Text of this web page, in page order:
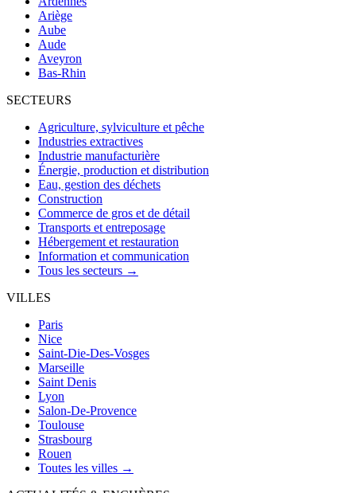
Ariège
Aube
Aude
Aveyron
Bas-Rhin
SECTEURS
Agriculture, sylviculture et pêche
Industries extractives
Industrie manufacturière
Énergie, production et distribution
Eau, gestion des déchets
Construction
Commerce de gros et de détail
Transports et entreposage
Hébergement et restauration
Information et communication
Tous les secteurs →
VILLES
Paris
Nice
Saint-Die-Des-Vosges
Marseille
Saint Denis
Lyon
Salon-De-Provence
Toulouse
Strasbourg
Rouen
Toutes les villes →